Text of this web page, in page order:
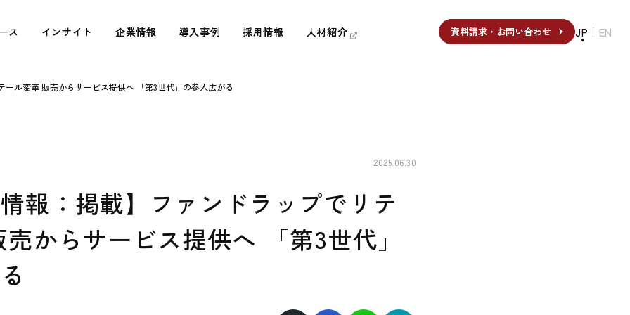
ス
ス インサイト
インサイト 企業情報
企業情報 導入事例
導入事例 採用情報
採用情報 人材紹介
人材紹介 資料請求・お問い合わせ
資料請求・お問い合わせ JP ｜ EN
ル変革 販売からサービス提供へ 「第3世代」の参入広がる
2025.06.30
報：掲載】ファンドラップでリテ
からサービス提供へ 「第3世代」